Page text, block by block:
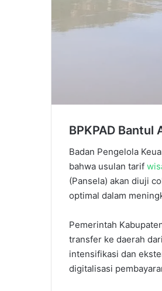
BPKPAD Bantul
Badan Pengelola
bahwa usulan tarif
(Pansela) akan diuji
optimal dalam
Pemerintah
transfer ke daerah
intensifikasi dan
digitalisasi